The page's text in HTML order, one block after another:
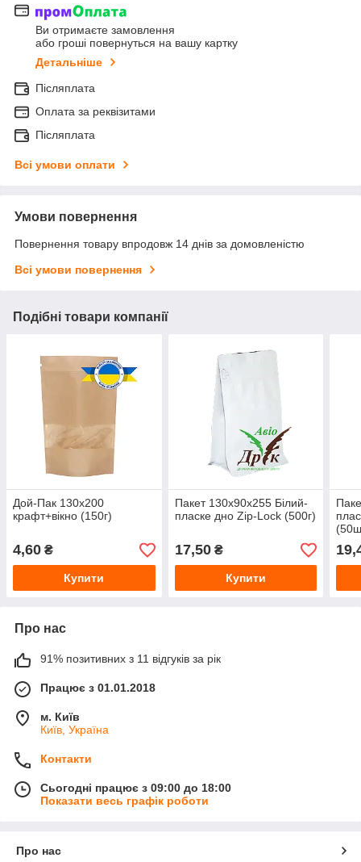
Ви отримаєте замовлення
або гроші повернуться на вашу картку
Детальніше
Післяплата
Оплата за реквізитами
Післяплата
Всі умови оплати
Умови повернення
Повернення товару впродовж 14 днів за домовленістю
Всі умови повернення
Подібні товари компанії
Дой-Пак 130x200
крафт+вікно (150г)
4,60 ₴
Купити
Пакет 130х90х255 Білий-
пласке дно Zip-Lock (500г)
17,50₴
Купити
Про нас
91% позитивних з 11 відгуків за рік
Працює з 01.01.2018
м. Київ
Київ, Україна
Контакти
Сьогодні працює з 09:00 до 18:00
Показати весь графік роботи
Про нас